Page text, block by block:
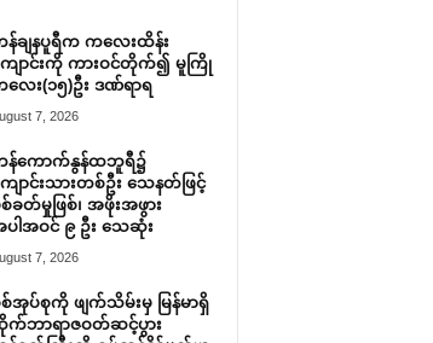
ချနပူရီက ကလေးထိန်း
ောင်းကို ကားဝင်တိုက်၍ မူကြို
ေး(၁၅)ဦး ဒဏ်ရာရ
7, 2026
န်ကောက်နွန်ထဘူရီ၌
ောင်းသားတစ်ဦး သေနတ်ဖြင့်
ခတ်မှုဖြစ်၊ အဖိုးအဖွား
ါအဝင် ၉ ဦး သေဆုံး
7, 2026
အုပ်စုကို ဖျက်သိမ်းမှ မြန်မာရှိ
ဘာရာဇဝတ်ဆင့်ပွား